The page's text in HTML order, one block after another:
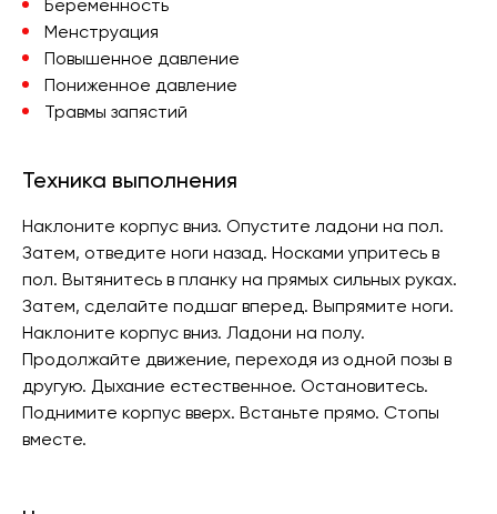
Беременность
Менструация
Повышенное давление
Пониженное давление
Травмы запястий
Техника выполнения
Наклоните корпус вниз. Опустите ладони на пол.
Затем, отведите ноги назад. Носками упритесь в
пол. Вытянитесь в планку на прямых сильных руках.
Затем, сделайте подшаг вперед. Выпрямите ноги.
Наклоните корпус вниз. Ладони на полу.
Продолжайте движение, переходя из одной позы в
другую. Дыхание естественное. Остановитесь.
Поднимите корпус вверх. Встаньте прямо. Стопы
вместе.